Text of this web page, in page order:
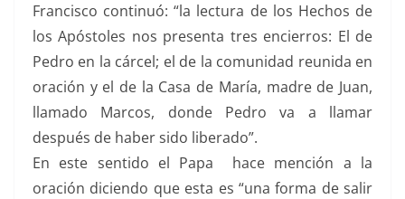
Francisco continuó: “la lectura de los Hechos de
los Apóstoles nos presenta tres encierros: El de
Pedro en la cárcel; el de la comunidad reunida en
oración y el de la Casa de María, madre de Juan,
llamado Marcos, donde Pedro va a llamar
después de haber sido liberado”.
En este sentido el Papa hace mención a la
oración diciendo que esta es “una forma de salir